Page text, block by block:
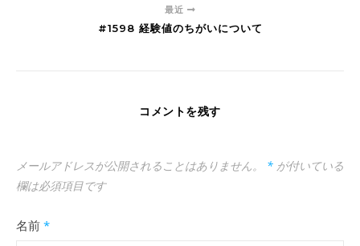
最近
#1598 経験値のちがいについて
コメントを残す
メールアドレスが公開されることはありません。 * が付いている
欄は必須項目です
名前 *